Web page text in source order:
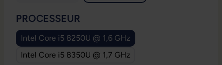
SÉLECTIONNEZ
PROCESSEUR
Intel Core i5 8250U @ 1,6 GHz
Intel Core i5 8350U @ 1,7 GHz